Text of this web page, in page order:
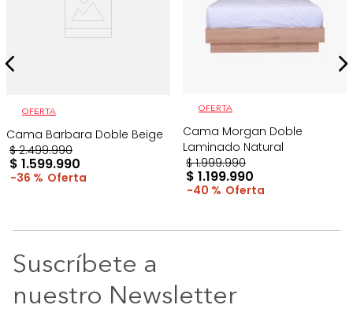
OFERTA
Cama Barbara Doble Beige
$ 2.499.990
$ 1.599.990
36 %
OFERTA
Cama Morgan Doble
Laminado Natural
$ 1.999.990
$ 1.199.990
40 %
Suscríbete a
nuestro Newsletter